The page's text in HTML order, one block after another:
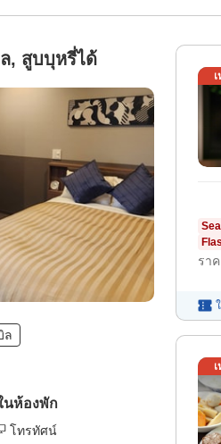
, สูบบุหรี่ได้
ล
นห้องพัก
โทรทัศน์
รา